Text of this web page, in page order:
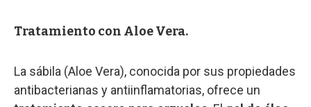
Tratamiento con Aloe Vera.
La sábila (Aloe Vera), conocida por sus propiedades
antibacterianas y antiinflamatorias, ofrece un